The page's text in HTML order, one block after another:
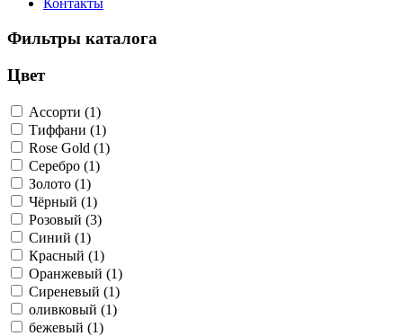
Контакты
Фильтры каталога
Цвет
Ассорти (1)
Тиффани (1)
Rose Gold (1)
Серебро (1)
Золото (1)
Чёрный (1)
Розовый (3)
Синий (1)
Красный (1)
Оранжевый (1)
Сиреневый (1)
оливковый (1)
бежевый (1)